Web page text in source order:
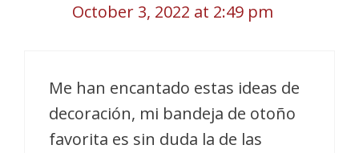
October 3, 2022 at 2:49 pm
Me han encantado estas ideas de
decoración, mi bandeja de otoño
favorita es sin duda la de las